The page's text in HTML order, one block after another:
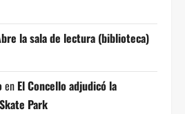
la sala de lectura (biblioteca)
en El Concello adjudicó la
Park